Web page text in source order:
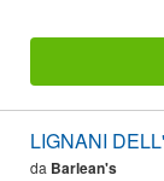
LIGNANI
da Barlean's